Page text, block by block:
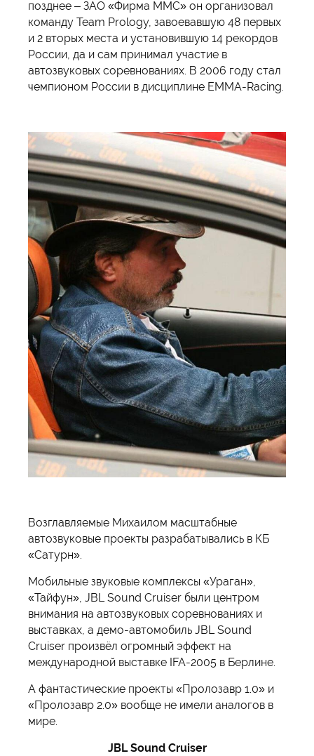
позднее – ЗАО «Фирма ММС» он организовал
команду Team Prology, завоевавшую 48 первых
и 2 вторых места и установившую 14 рекордов
России, да и сам принимал участие в
автозвуковых соревнованиях. В 2006 году стал
чемпионом России в дисциплине EMMA-Racing.
Возглавляемые Михаилом масштабные
автозвуковые проекты разрабатывались в КБ
«Сатурн».
Мобильные звуковые комплексы «Ураган»,
«Тайфун», JBL Sound Cruiser были центром
внимания на автозвуковых соревнованиях и
выставках, а демо-автомобиль JBL Sound
Cruiser произвёл огромный эффект на
международной выставке IFA-2005 в Берлине.
А фантастические проекты «Пролозавр 1.0» и
«Пролозавр 2.0» вообще не имели аналогов в
мире.
JBL Sound Cruiser